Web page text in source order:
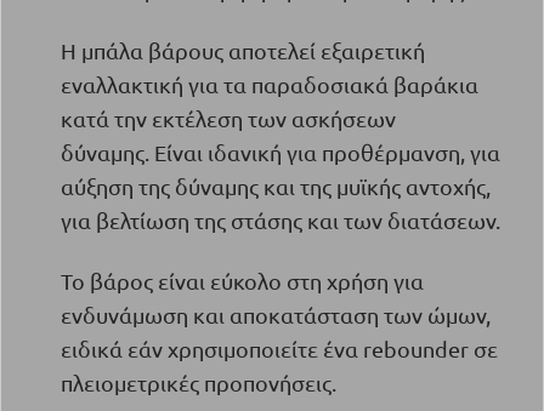
Η μπάλα βάρους αποτελεί εξαιρετική
εναλλακτική για τα παραδοσιακά βαράκια
κατά την εκτέλεση των ασκήσεων
δύναμης. Είναι ιδανική για προθέρμανση, για
αύξηση της δύναμης και της μυϊκής αντοχής,
για βελτίωση της στάσης και των διατάσεων.
Το βάρος είναι εύκολο στη χρήση για
ενδυνάμωση και αποκατάσταση των ώμων,
ειδικά εάν χρησιμοποιείτε ένα rebounder σε
πλειομετρικές προπονήσεις.